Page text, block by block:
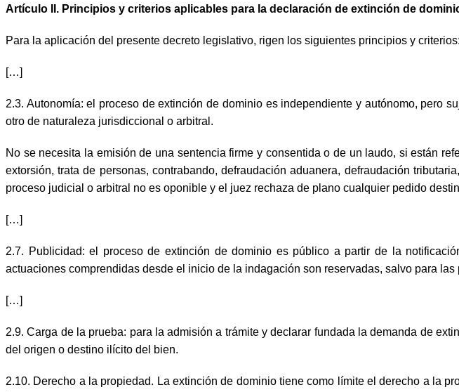
Artículo II. Principios y criterios aplicables para la declaración de extinción de
Para la aplicación del presente decreto legislativo, rigen los siguientes principios y criterios:
[…]
2.3. Autonomía: el proceso de extinción de dominio es independiente y autónomo, pero
otro de naturaleza jurisdiccional o arbitral.
No se necesita la emisión de una sentencia firme y consentida o de un laudo, si están
extorsión, trata de personas, contrabando, defraudación aduanera, defraudación
proceso judicial o arbitral no es oponible y el juez rechaza de plano cualquier pedido
[…]
2.7. Publicidad: el proceso de extinción de dominio es público a partir de la
actuaciones comprendidas desde el inicio de la indagación son reservadas, salvo para las
[…]
2.9. Carga de la prueba: para la admisión a trámite y declarar fundada la demanda de
del origen o destino ilícito del bien.
2.10. Derecho a la propiedad. La extinción de dominio tiene como límite el derecho a la